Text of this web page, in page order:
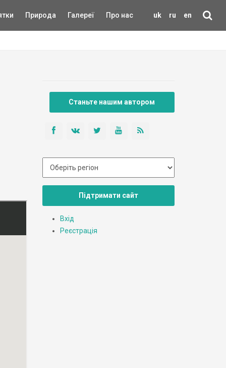
uk ru en
Природа Галереї Про нас
Станьте нашим автором
Підтримати сайт
Вхід
Реєстрація